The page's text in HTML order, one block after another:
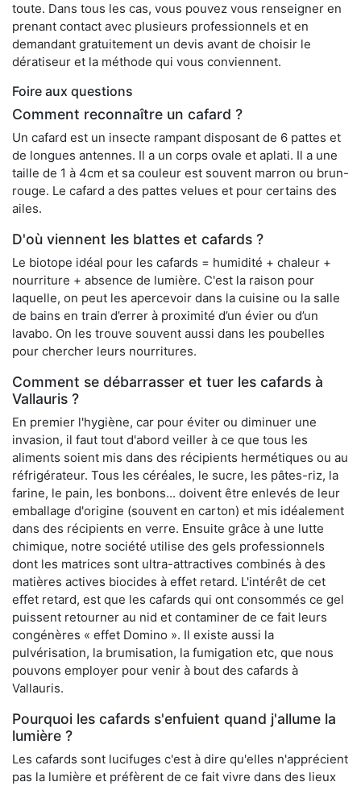
toute. Dans tous les cas, vous pouvez vous renseigner en
prenant contact avec plusieurs professionnels et en
demandant gratuitement un devis avant de choisir le
dératiseur et la méthode qui vous conviennent.
Foire aux questions
Comment reconnaître un cafard ?
Un cafard est un insecte rampant disposant de 6 pattes et
de longues antennes. Il a un corps ovale et aplati. Il a une
taille de 1 à 4cm et sa couleur est souvent marron ou brun-
rouge. Le cafard a des pattes velues et pour certains des
ailes.
D'où viennent les blattes et cafards ?
Le biotope idéal pour les cafards = humidité + chaleur +
nourriture + absence de lumière. C'est la raison pour
laquelle, on peut les apercevoir dans la cuisine ou la salle
de bains en train d’errer à proximité d’un évier ou d’un
lavabo. On les trouve souvent aussi dans les poubelles
pour chercher leurs nourritures.
Comment se débarrasser et tuer les cafards à
Vallauris ?
En premier l'hygiène, car pour éviter ou diminuer une
invasion, il faut tout d'abord veiller à ce que tous les
aliments soient mis dans des récipients hermétiques ou au
réfrigérateur. Tous les céréales, le sucre, les pâtes-riz, la
farine, le pain, les bonbons... doivent être enlevés de leur
emballage d'origine (souvent en carton) et mis idéalement
dans des récipients en verre. Ensuite grâce à une lutte
chimique, notre société utilise des gels professionnels
dont les matrices sont ultra-attractives combinés à des
matières actives biocides à effet retard. L'intérêt de cet
effet retard, est que les cafards qui ont consommés ce gel
puissent retourner au nid et contaminer de ce fait leurs
congénères « effet Domino ». Il existe aussi la
pulvérisation, la brumisation, la fumigation etc, que nous
pouvons employer pour venir à bout des cafards à
Vallauris.
Pourquoi les cafards s'enfuient quand j'allume la
lumière ?
Les cafards sont lucifuges c'est à dire qu'elles n'apprécient
pas la lumière et préfèrent de ce fait vivre dans des lieux